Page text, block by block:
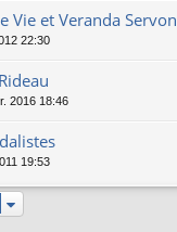
Vie et Veranda Servon
22:30
2016 18:46
19:53